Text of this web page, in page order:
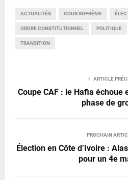
ACTUALITÉS COUR SUPRÊME
ORDRE CONSTITUTIONNEL POLITIQUE
TRANSITION
ARTICLE
Coupe CAF : le Hafia échoue
phase de
PROCHAIN
Élection en Côte d’Ivoire :
pour un 4e